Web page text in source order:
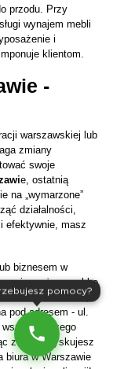
przodu. Przy
wynajem mebli
i
klientom.
-
warszawskiej lub
zmiany
swoje
e, ostatnią
na „wymarzone”
działalności,
efektywnie, masz
biznesem w
można szybko
musisz wiedzieć,
pod adresem - ul.
wszystko czego
z nami, zyskujesz
biura w Warszawie
pomocy?